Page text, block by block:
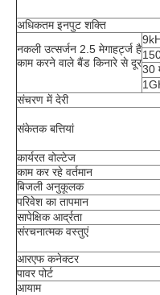
अधिकतम इनपुट शक्ति
नकली उत्सर्जन 2.5 मेगाहर्ट्ज है
काम करने वाले बैंड किनारे से दूर30
संचरण में देरी
संकेतक बत्तियां
कार्यरत वोल्टेज
काम कर रहे वर्तमान
बिजली अनुकूलक
परिवेश का तापमान
सापेक्षिक आर्द्रता
संरचनात्मक वस्तुएं
आरएफ कनेक्टर
पावर पोर्ट
आयाम